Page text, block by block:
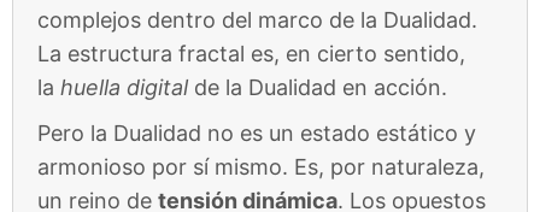
complejos dentro del marco de la Dualidad.
La estructura fractal es, en cierto sentido,
la huella digital de la Dualidad en acción.
Pero la Dualidad no es un estado estático y
armonioso por sí mismo. Es, por naturaleza,
un reino de tensión dinámica. Los opuestos